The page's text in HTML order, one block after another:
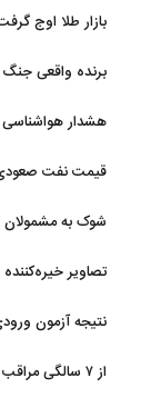
بازار طلا اوج
برنده واقعی
هشدار هواشناسی
قیمت نفت صعودی
شوک به مشمولان
تصاویر
نتیجه آزمون
از ۷ سالگی مراقب باشید؛ دشمن خاموش سلامت کودکان شناسایی شد